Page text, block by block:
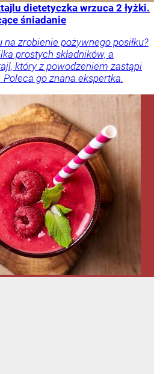
dietetyczka wrzuca 2 łyżki.
śniadanie
zrobienie pożywnego posiłku?
prostych składników, a
który z powodzeniem zastąpi
go znana ekspertka.